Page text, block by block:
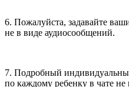
6. Пожалуйста, задавайте
не в виде аудиосообщений.
7. Подробный
по каждому ребенку в чате не